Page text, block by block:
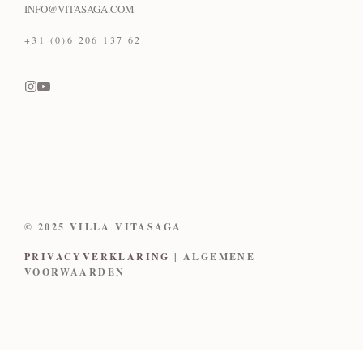
INFO@VITASAGA.COM
+31 (0)6 206 137 62
© 2025 VILLA VITASAGA
PRIVACYVERKLARING | ALGEMENE
VOORWAARDEN